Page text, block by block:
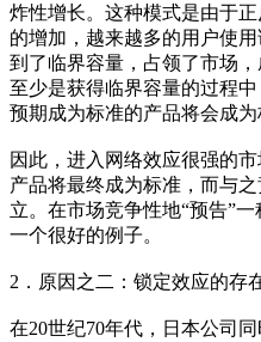
炸性增长。这种模式是由于
的增加，越来越多的用户使
到了临界容量，占领了市场
至少是获得临界容量的过程
预期成为标准的产品将会成为
因此，进入网络效应很强的
产品将最终成为标准，而与
立。在市场竞争性地“预告”
一个很好的例子。
2．原因之二：锁定效应的存
在20世纪70年代，日本公司